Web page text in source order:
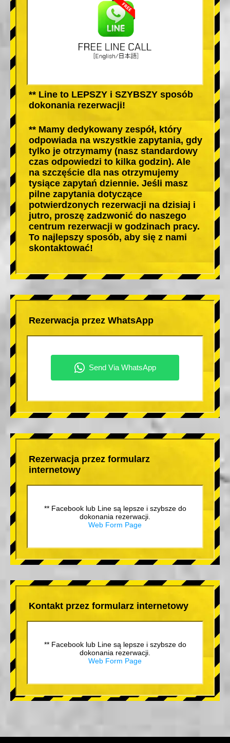
** Line to LEPSZY i SZYBSZY sposób
dokonania rezerwacji!
** Mamy dedykowany zespół, który
odpowiada na wszystkie zapytania, gdy
tylko je otrzymamy (nasz standardowy
czas odpowiedzi to kilka godzin). Ale
na szczęście dla nas otrzymujemy
tysiące zapytań dziennie. Jeśli masz
pilne zapytania dotyczące
potwierdzonych rezerwacji na dzisiaj i
jutro, proszę zadzwonić do naszego
centrum rezerwacji w godzinach pracy.
To najlepszy sposób, aby się z nami
skontaktować!
Rezerwacja przez WhatsApp
Rezerwacja przez formularz
internetowy
** Facebook lub Line są lepsze i szybsze do
dokonania rezerwacji.
Web Form Page
Kontakt przez formularz internetowy
** Facebook lub Line są lepsze i szybsze do
dokonania rezerwacji.
Web Form Page